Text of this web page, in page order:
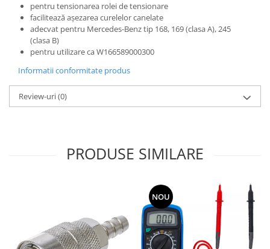
pentru tensionarea rolei de tensionare
facilitează aşezarea curelelor canelate
adecvat pentru Mercedes-Benz tip 168, 169 (clasa A), 245
(clasa B)
pentru utilizare ca W166589000300
Informatii conformitate produs
Review-uri(0)
PRODUSE SIMILARE
NOU